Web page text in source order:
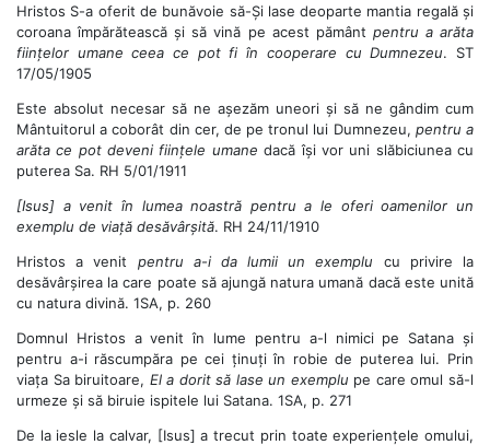
Hristos S-a oferit de bunăvoie să-Și lase deoparte mantia regală și
coroana împărătească și să vină pe acest pământ pentru a arăta
ființelor umane ceea ce pot fi în cooperare cu Dumnezeu. ST
17/05/1905
Este absolut necesar să ne așezăm uneori și să ne gândim cum
Mântuitorul a coborât din cer, de pe tronul lui Dumnezeu, pentru a
arăta ce pot deveni ființele umanedacă își vor uni slăbiciunea cu
puterea Sa. RH 5/01/1911
[Isus] a venit în lumea noastră pentru a le oferi oamenilor un
exemplu de viață desăvârșită. RH 24/11/1910
Hristos a venit pentru a-i da lumii un exemplu cu privire la
desăvârșirea la care poate să ajungă natura umană dacă este unită
cu natura divină. 1SA, p. 260
Domnul Hristos a venit în lume pentru a-l nimici pe Satana și
pentru a-i răscumpăra pe cei ținuți în robie de puterea lui. Prin
viața Sa biruitoare, El a dorit să lase un exemplu pe care omul să-l
urmeze și să biruie ispitele lui Satana. 1SA, p. 271
De la iesle la calvar, [Isus] a trecut prin toate experiențele omului,